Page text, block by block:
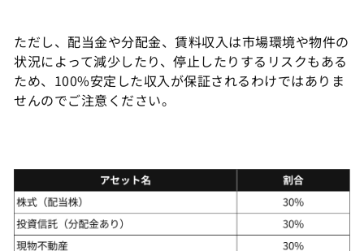
ただし、配当金や分配金、賃料収入は市場環境や物件の
状況によって減少したり、停止したりするリスクもある
ため、100%安定した収入が保証されるわけではありま
せんのでご注意ください。